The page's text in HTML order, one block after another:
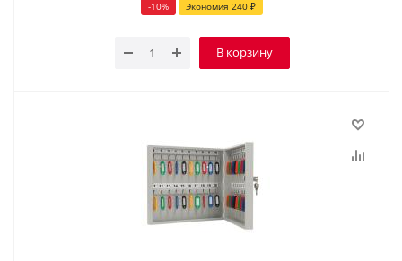
-10% Экономия 240 ₽
В корзину